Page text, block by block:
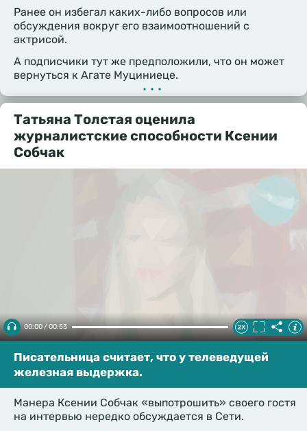
Ранее он избегал каких-либо вопросов или
обсуждения вокруг его взаимоотношений с
актрисой.
А подписчики тут же предположили, что он может
вернуться к Агате Муциниеце.
•••
Татьяна Толстая оценила
журналистские способности Ксении
Собчак
00:00 / 00:53
Писательница считает, что у телеведущей
железная выдержка.
Манера Ксении Собчак «выпотрошить» своего гостя
на интервью нередко обсуждается в Сети.